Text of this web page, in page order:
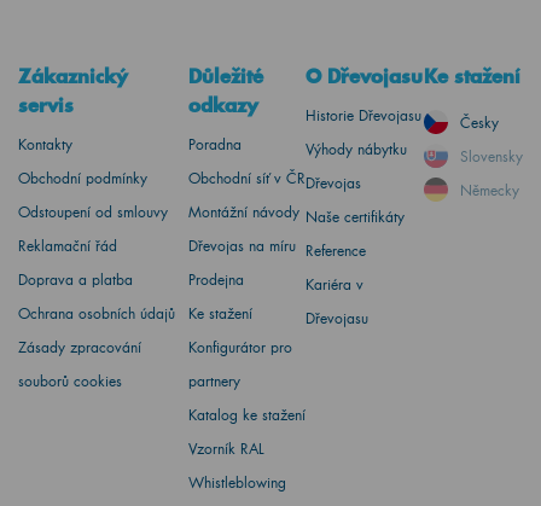
Zákaznický
servis
Kontakty
Obchodní podmínky
Odstoupení od smlouvy
Reklamační řád
Doprava a platba
Ochrana osobních údajů
Zásady zpracování
souborů cookies
Důležité
odkazy
Poradna
Obchodní síť v ČR
Montážní návody
Dřevojas na míru
Prodejna
Ke stažení
Konfigurátor pro
partnery
Katalog ke stažení
Vzorník RAL
Whistleblowing
O Dřevojasu
Historie Dřevojasu
Výhody nábytku
Dřevojas
Naše certifikáty
Reference
Kariéra v
Dřevojasu
Ke stažení
Česky
Slovensky
Německy